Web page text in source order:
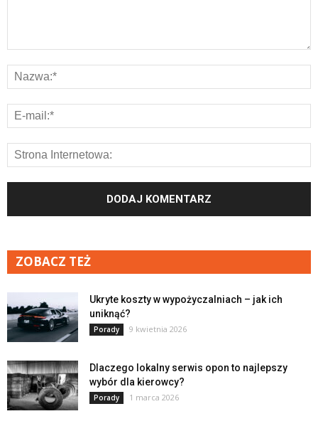
ZOBACZ TEŻ
Ukryte koszty w wypożyczalniach – jak ich
uniknąć?
Porady 9 kwietnia 2026
Dlaczego lokalny serwis opon to najlepszy
wybór dla kierowcy?
Porady 1 marca 2026